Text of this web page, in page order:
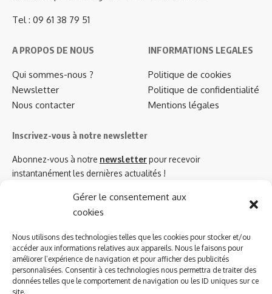
Gérer le consentement aux
cookies
Nous utilisons des technologies telles que les cookies pour stocker et/ou
accéder aux informations relatives aux appareils. Nous le faisons pour
améliorer l’expérience de navigation et pour afficher des publicités
personnalisées. Consentir à ces technologies nous permettra de traiter des
données telles que le comportement de navigation ou les ID uniques sur ce
site.
Tel : 09 61 38 79 51
A PROPOS DE NOUS
Qui sommes-nous ?
Newsletter
Nous contacter
INFORMATIONS LEGALES
Politique de cookies
Politique de confidentialité
Mentions légales
Inscrivez-vous à notre newsletter
Abonnez-vous à notre newsletterpour recevoir
instantanément les dernières actualités !
Azinat.com TV soutient